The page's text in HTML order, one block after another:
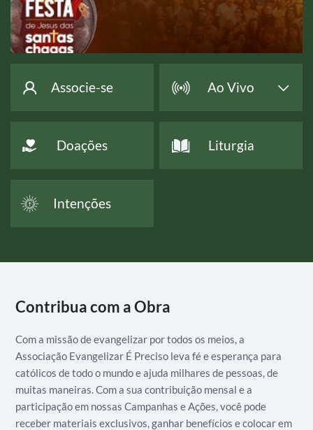
Associe-se Ao Vivo
Doações Liturgia
Intenções
Contribua com a Obra
Com a missão de evangelizar por todos os meios, a
Associação Evangelizar É Preciso leva fé e esperança para
católicos de todo o mundo e ajuda milhares de pessoas, de
muitas maneiras. Com a sua contribuição mensal e a
participação em nossas Campanhas e Ações, você pode
receber materiais exclusivos, ganhar benefícios e colocar em